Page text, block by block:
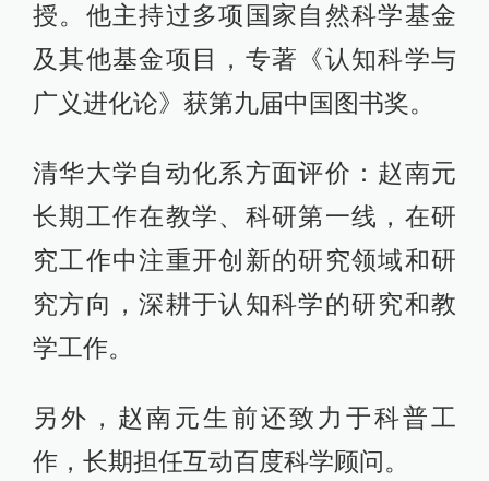
授。他主持过多项国家自然科学基金
及其他基金项目，专著《认知科学与
广义进化论》获第九届中国图书奖。
清华大学自动化系方面评价：赵南元
长期工作在教学、科研第一线，在研
究工作中注重开创新的研究领域和研
究方向，深耕于认知科学的研究和教
学工作。
另外，赵南元生前还致力于科普工
作，长期担任互动百度科学顾问。